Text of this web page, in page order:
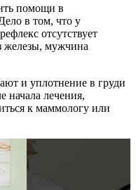
помощи в
в том, что у
отсутствует
железы, мужчина
и уплотнение в груди
начала лечения,
к маммологу или